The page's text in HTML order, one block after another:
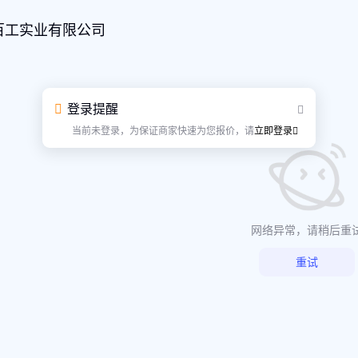
工实业有限公司
登录提醒
当前未登录，为保证商家快速为您报价，请立即登录
网络异常，请稍后重
重试